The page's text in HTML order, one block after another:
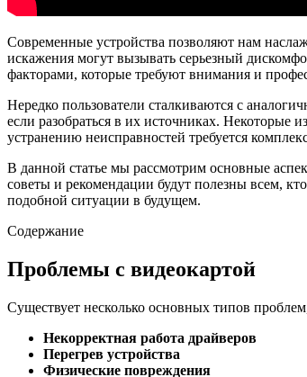
Современные устройства позволяют нам
искажения могут вызывать серьезный
факторами, которые требуют внимания и
Нередко пользователи сталкиваются с
если разобраться в их источниках.
устранению неисправностей требуется
В данной статье мы рассмотрим основные
советы и рекомендации будут полезны всем,
подобной ситуации в будущем.
Содержание
Проблемы с видеокартой
Существует несколько основных типов
Некорректная работа драйверов
Перегрев устройства
Физические повреждения